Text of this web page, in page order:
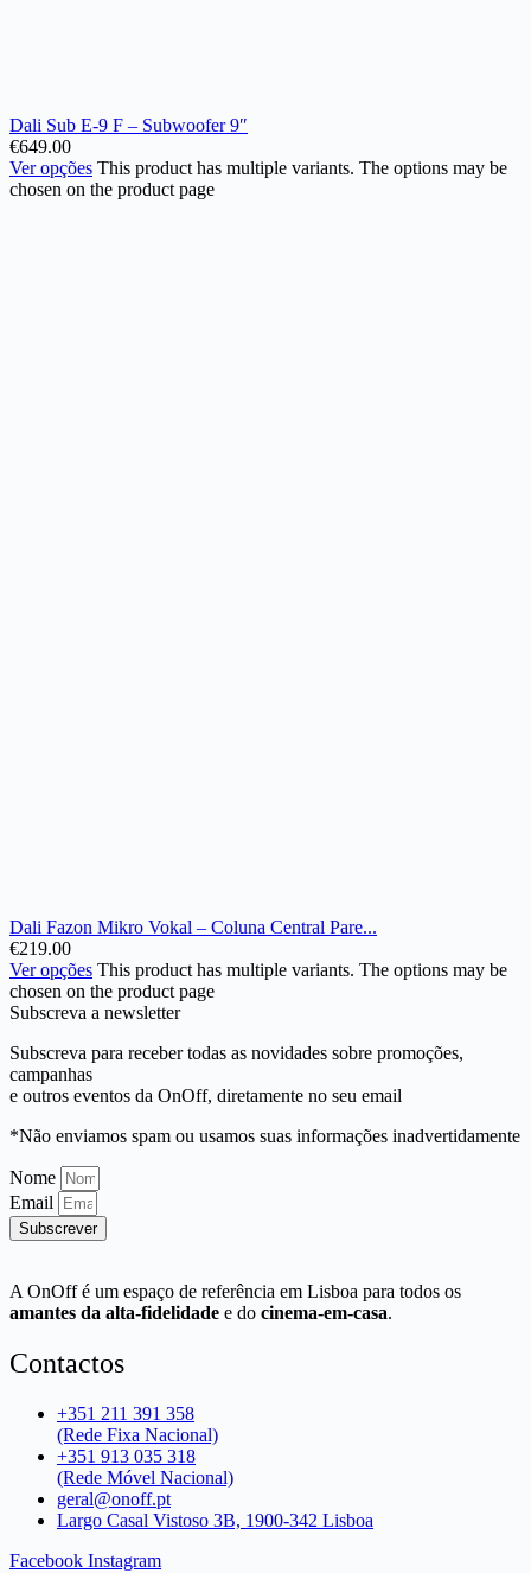
Dali Sub E-9 F – Subwoofer 9″
€649.00
Ver opções This product has multiple variants. The options may be
chosen on the product page
Dali Fazon Mikro Vokal – Coluna Central Pare...
€219.00
Ver opções This product has multiple variants. The options may be
chosen on the product page
Subscreva a newsletter
Subscreva para receber todas as novidades sobre promoções,
campanhas
e outros eventos da OnOff, diretamente no seu email
*Não enviamos spam ou usamos suas informações inadvertidamente
Nome
Email
Subscrever
A OnOff é um espaço de referência em Lisboa para todos os
amantes da alta-fidelidade e do cinema-em-casa.
Contactos
+351 211 391 358
(Rede Fixa Nacional)
+351 913 035 318
(Rede Móvel Nacional)
geral@onoff.pt
Largo Casal Vistoso 3B, 1900-342 Lisboa
Facebook Instagram